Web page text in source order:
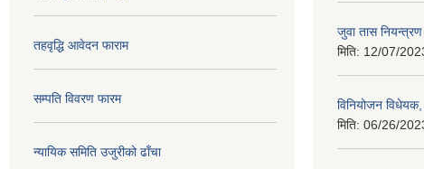
तहवृद्धि आवेदन फाराम
सम्पति विवरण फारम
न्यायिक समिति उजुरीको ढाँचा
जुवा तास
मिति: 12/07/
विनियोजन
मिति: 06/26/